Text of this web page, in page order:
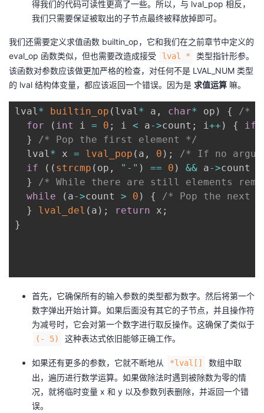
得我们的代码可读性更高了一些。所以，与 lval_pop 相反，
我们只需要保证被取出的子节点最终被释放掉即可。
我们还需要定义求值函数 builtin_op，它和我们在之前章节中定义的
eval_op 函数类似，但也需要改造成接受
lval *
类型指针形参。
该函数对参数应该做更加严格的检查，对任何不是 LVAL_NUM 类型
的 lval 结构体变量，都应该返回一个错误。因为是 求值运算 嘛。
lval* builtin_op ( lval* a , char* op ) {
/*
for
( int i = 0 ; i < a->count ; i++ ) { if
}
/* Pop the first element */
  lval
* x = lval_pop ( a , 0 ) ;
/* If no
if
( ( strcmp ( op , "-" ) == 0 ) && a->count
}
/* While there are still elements
while
( a->count > 0 ) {
/* Pop the next
}
lval_del ( a ) ; return x ;
}
首先，它确保所有的输入参数的类型都为数字。然后将第一个
数字弹出开始计算。如果后面没有其它的子节点，并且操作符
为减号时，它会对第一个数字进行取反操作。这确保了类似于
(- 5) 这种表达式依旧能够正确工作。
如果还有更多的参数，它就不断地从 *lval[]
数组中取
出，遍历进行数学运算。如果做除法时遇到被除数为零的情
况，就将临时变量 x 和 y 以及参数列表删除，并返回一个错
误。